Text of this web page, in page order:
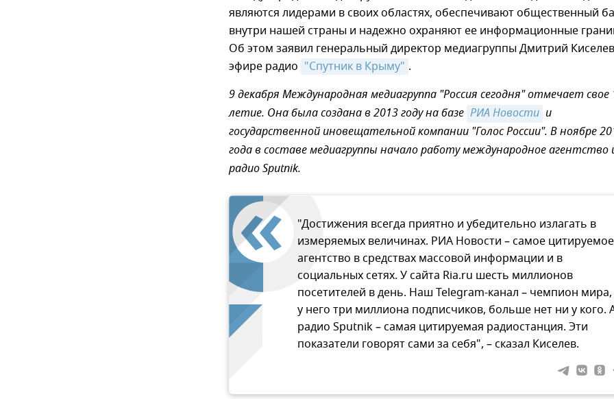
являются лидерами в своих областях, обеспечивают общественный
внутри нашей страны и надежно охраняют ее информационные
Об этом заявил генеральный директор медиагруппы Дмитрий
эфире радио "Спутник в Крыму" .
9 декабря Международная медиагруппа "Россия сегодня" отмечает свое
летие. Она была создана в 2013 году на базе РИА Новости и
государственной иновещательной компании "Голос России". В ноябре
года в составе медиагруппы начало работу международное агентство
радио Sputnik.
"Достижения всегда приятно и убедительно излагать в
измеряемых величинах. РИА Новости – самое цитируемое
агентство в средствах массовой информации и в
социальных сетях. У сайта Ria.ru шесть миллионов
посетителей в день. Наш Telegram-канал – чемпион мира,
у него три миллиона подписчиков, больше нет ни у кого.
радио Sputnik – самая цитируемая радиостанция. Эти
показатели говорят сами за себя", – сказал Киселев.